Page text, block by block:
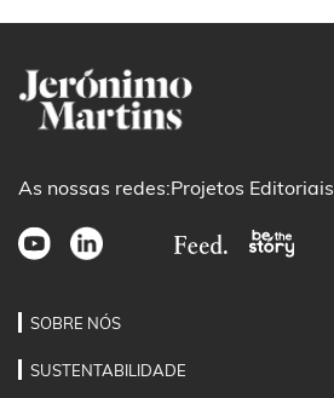
As nossas redes:Projetos Editoriais
SOBRE NÓS
SUSTENTABILIDADE